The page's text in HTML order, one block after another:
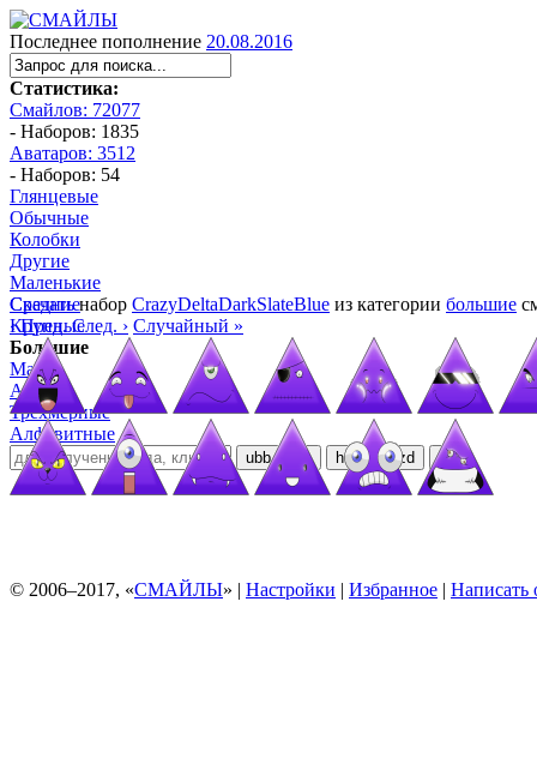
Последнее пополнение 20.08.2016
Статистика:
Смайлов: 72077
- Наборов: 1835
Аватаров: 3512
- Наборов: 54
Глянцевые
Обычные
Колобки
Другие
Маленькие
Средние
Крупные
Большие
Манга
Аниме
Трёхмерные
Алфавитные
ubb bb html ezd url
Скачатьнабор CrazyDeltaDarkSlateBlue из категории большие
‹ Пред. След. › Случайный »
© 2006–2017, «СМАЙЛЫ» | Настройки | Избранное | Написать